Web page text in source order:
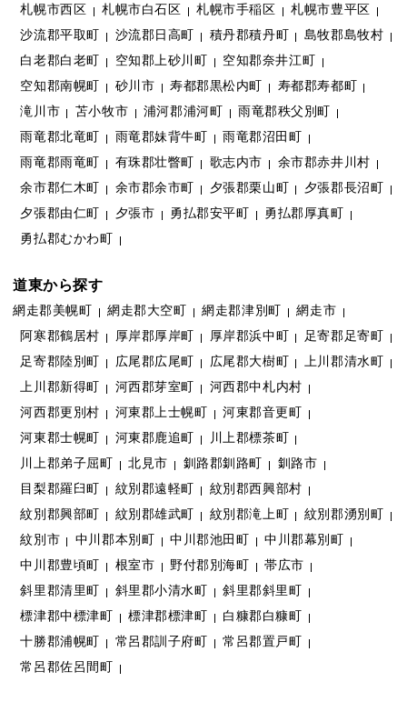
札幌市西区
札幌市白石区 札幌市手稲区
札幌市豊平区
沙流郡平取町
沙流郡日高町 積丹郡積丹町
島牧郡島牧村
白老郡白老町
空知郡上砂川町
空知郡奈井江町
空知郡南幌町
砂川市 寿都郡黒松内町
寿都郡寿都町
滝川市
苫小牧市 浦河郡浦河町
雨竜郡秩父別町
雨竜郡北竜町
雨竜郡妹背牛町
雨竜郡沼田町
雨竜郡雨竜町
有珠郡壮瞥町 歌志内市
余市郡赤井川村
余市郡仁木町
余市郡余市町 夕張郡栗山町
夕張郡長沼町
夕張郡由仁町
夕張市 勇払郡安平町
勇払郡厚真町
勇払郡むかわ町
道東から探す
網走郡美幌町 網走郡大空町 網走郡津別町
網走市
阿寒郡鶴居村
厚岸郡厚岸町 厚岸郡浜中町
足寄郡足寄町
足寄郡陸別町
広尾郡広尾町 広尾郡大樹町
上川郡清水町
上川郡新得町
河西郡芽室町
河西郡中札内村
河西郡更別村
河東郡上士幌町
河東郡音更町
河東郡士幌町
河東郡鹿追町
川上郡標茶町
川上郡弟子屈町
北見市 釧路郡釧路町
釧路市
目梨郡羅臼町
紋別郡遠軽町
紋別郡西興部村
紋別郡興部町
紋別郡雄武町 紋別郡滝上町
紋別郡湧別町
紋別市
中川郡本別町 中川郡池田町
中川郡幕別町
中川郡豊頃町
根室市 野付郡別海町
帯広市
斜里郡清里町
斜里郡小清水町
斜里郡斜里町
標津郡中標津町
標津郡標津町
白糠郡白糠町
十勝郡浦幌町
常呂郡訓子府町
常呂郡置戸町
常呂郡佐呂間町